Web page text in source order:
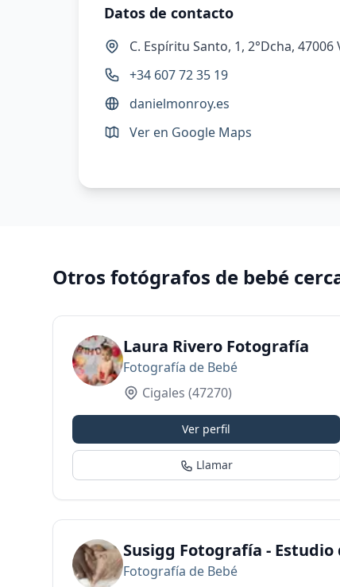
Datos de contacto
C. Espíritu Santo, 1, 2°Dcha,
+34 607 72 35 19
danielmonroy.es
Ver en Google Maps
Otros fotógrafos de bebé
Laura Rivero Fotografía
Fotografía de Bebé
Cigales (47270)
Ver perfil
Llamar
Susigg Fotografía -
Fotografía de Bebé